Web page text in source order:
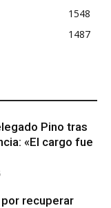
1548
1487
Pino tras
«El cargo fue
recuperar